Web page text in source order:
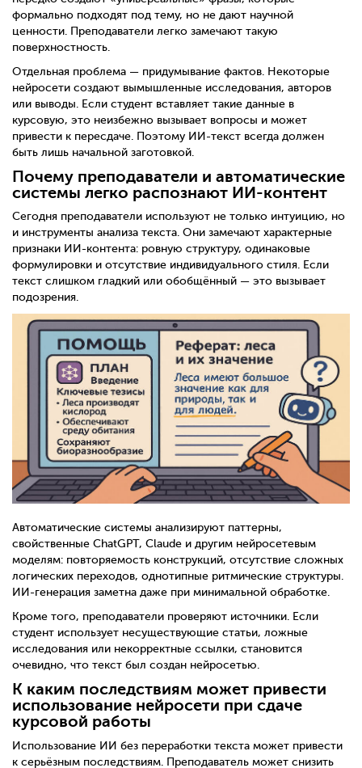
формально подходят под тему, но не дают научной
ценности. Преподаватели легко замечают такую
поверхностность.
Отдельная проблема — придумывание фактов. Некоторые
нейросети создают вымышленные исследования, авторов
или выводы. Если студент вставляет такие данные в
курсовую, это неизбежно вызывает вопросы и может
привести к пересдаче. Поэтому ИИ-текст всегда должен
быть лишь начальной заготовкой.
Почему преподаватели и автоматические
системы легко распознают ИИ-контент
Сегодня преподаватели используют не только интуицию, но
и инструменты анализа текста. Они замечают характерные
признаки ИИ-контента: ровную структуру, одинаковые
формулировки и отсутствие индивидуального стиля. Если
текст слишком гладкий или обобщённый — это вызывает
подозрения.
Автоматические системы анализируют паттерны,
свойственные ChatGPT, Claude и другим нейросетевым
моделям: повторяемость конструкций, отсутствие сложных
логических переходов, однотипные ритмические структуры.
ИИ-генерация заметна даже при минимальной обработке.
Кроме того, преподаватели проверяют источники. Если
студент использует несуществующие статьи, ложные
исследования или некорректные ссылки, становится
очевидно, что текст был создан нейросетью.
К каким последствиям может привести
использование нейросети при сдаче
курсовой работы
Использование ИИ без переработки текста может привести
к серьёзным последствиям. Преподаватель может снизить